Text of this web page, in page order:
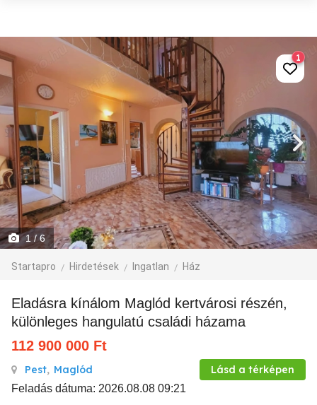
1/ 6
Startapro Hirdetések Ingatlan Ház
1
Eladásra kínálom Maglód kertvárosi részén,
különleges hangulatú családi házama
112 900 000 Ft
Pest, Maglód Lásd a térképen
Feladás dátuma: 2026.08.08 09:21